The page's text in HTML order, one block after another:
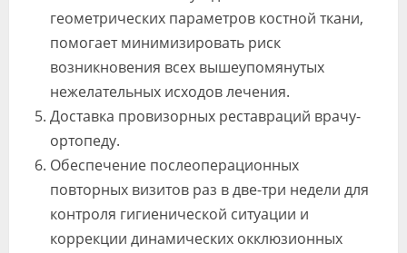
геометрических параметров костной ткани,
помогает минимизировать риск
возникновения всех вышеупомянутых
нежелательных исходов лечения.
Доставка провизорных реставраций врачу-
ортопеду.
Обеспечение послеоперационных
повторных визитов раз в две-три недели для
контроля гигиенической ситуации и
коррекции динамических окклюзионных